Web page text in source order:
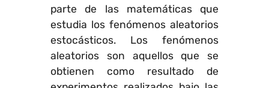
parte de las matemáticas que
estudia los fenómenos aleatorios
estocásticos. Los fenómenos
aleatorios son aquellos que se
obtienen como resultado de